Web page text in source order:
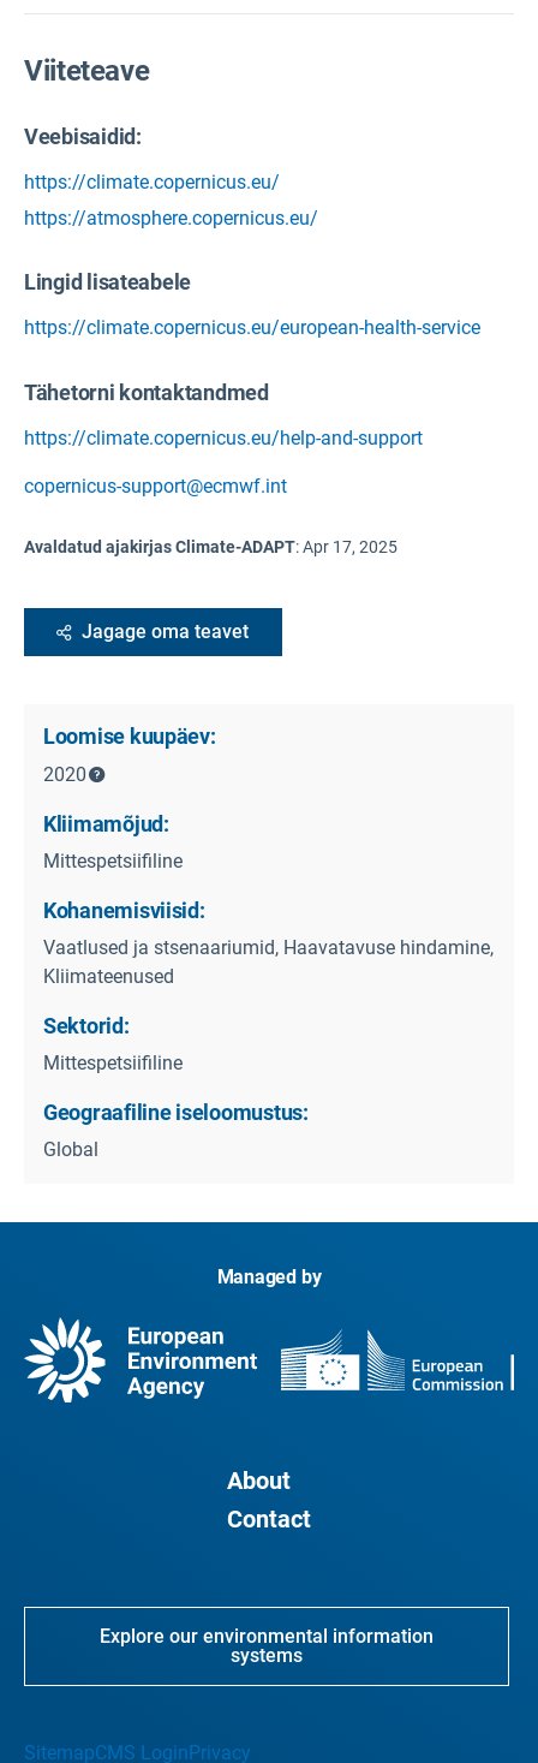
Viiteteave
Veebisaidid:
https://climate.copernicus.eu/
https://atmosphere.copernicus.eu/
Lingid lisateabele
https://climate.copernicus.eu/european-health-service
Tähetorni kontaktandmed
https://climate.copernicus.eu/help-and-support
copernicus-support@ecmwf.int
Avaldatud ajakirjas Climate-ADAPT:Apr 17, 2025
Jagage oma teavet
Loomise kuupäev:
2020
Kliimamõjud:
Mittespetsiifiline
Kohanemisviisid:
Vaatlused ja stsenaariumid, Haavatavuse hindamine,
Kliimateenused
Sektorid:
Mittespetsiifiline
Geograafiline iseloomustus:
Global
Managed by
About
Contact
Explore our environmental information
systems
SitemapCMS LoginPrivacy